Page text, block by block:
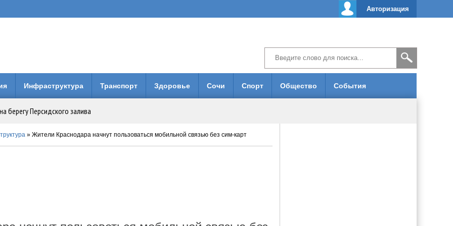
Авторизация
Инфраструктура Транспорт Здоровье Сочи Спорт Общество События
берегу Персидского залива
городская больница получила 3 млн рублей на новое оборудование
вместо него?
» Жители Краснодара начнут пользоваться мобильной связью без сим-карт